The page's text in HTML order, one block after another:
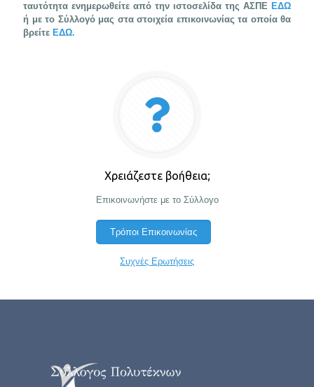
ταυτότητα ενημερωθείτε από την ιστοσελίδα της ΑΣΠΕ ΕΔΩ
ή με το Σύλλογό μας στα στοιχεία επικοινωνίας τα οποία θα
βρείτε ΕΔΩ.
Χρειάζεστε βοήθεια;
Επικοινωνήστε με το Σύλλογο
Τρόποι Επικοινωνίας
Συχνές Ερωτήσεις